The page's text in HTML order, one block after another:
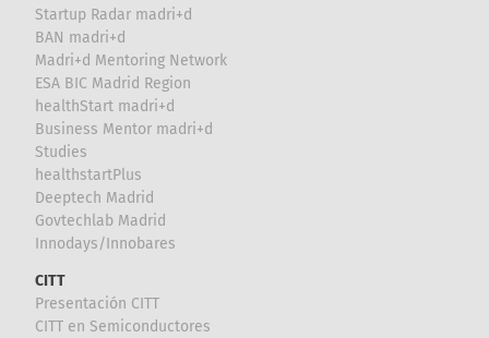
Startup Radar madri+d
BAN madri+d
Madri+d Mentoring Network
ESA BIC Madrid Region
healthStart madri+d
Business Mentor madri+d
Studies
healthstartPlus
Deeptech Madrid
Govtechlab Madrid
Innodays/Innobares
CITT
Presentación CITT
CITT en Semiconductores